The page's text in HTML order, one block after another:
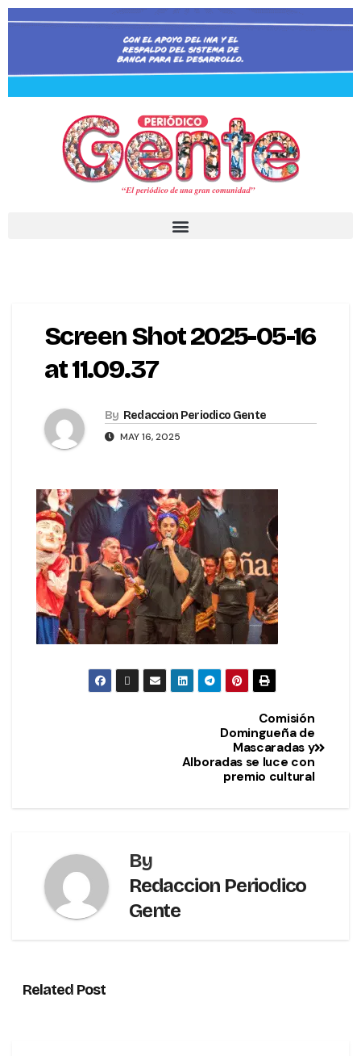
Screen Shot 2025-05-16
at 11.09.37
By Redaccion Periodico Gente
MAY 16, 2025
Comisión
Domingueña de
Mascaradas y
Alboradas se luce con
premio cultural
By
Redaccion Periodico
Gente
Related Post